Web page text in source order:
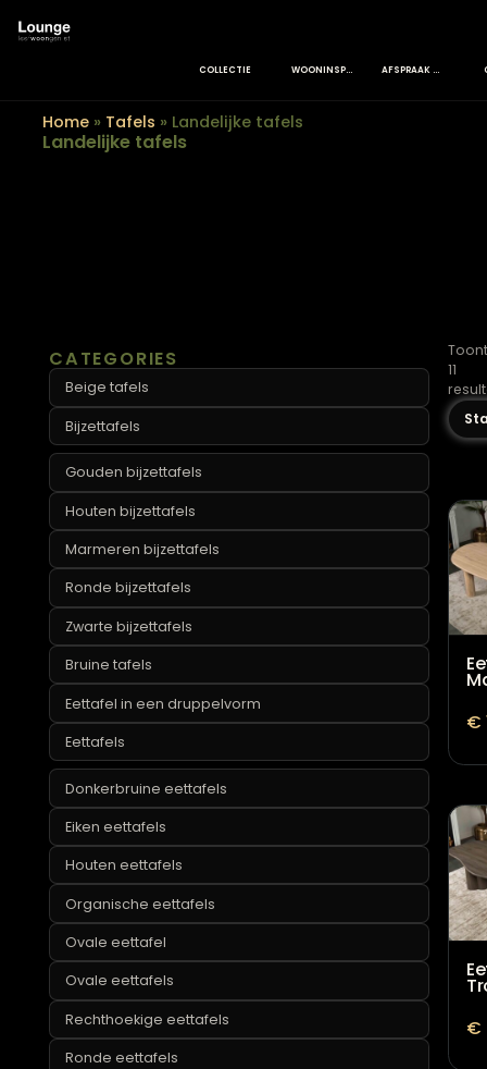
Home»Tafels»Landelijke tafels
Landelijke tafels
CATEGORIES
Beige tafels
Bijzettafels
Gouden bijzettafels
Houten bijzettafels
Marmeren bijzettafels
Ronde bijzettafels
Zwarte bijzettafels
Bruine tafels
Eettafel in een druppelvorm
Eettafels
Donkerbruine eettafels
Eiken eettafels
Houten eettafels
Organische eettafels